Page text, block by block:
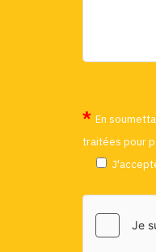
En
traitées pour